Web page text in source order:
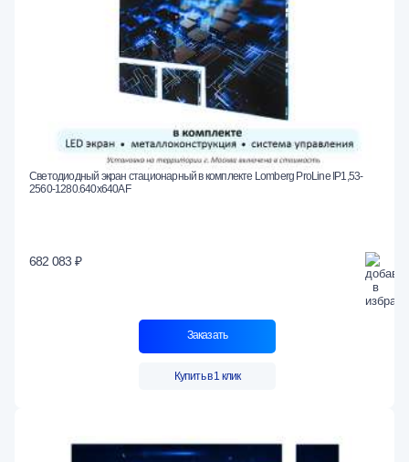
Светодиодный экран стационарный в комплекте Lomberg ProLine IP1,53-
2560-1280.640x640AF
682 083 ₽
Заказать
Купить в 1 клик